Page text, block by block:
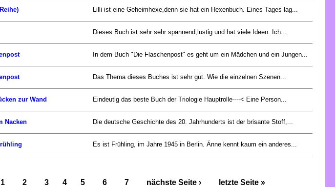
Lilli ist eine Geheimhexe,denn sie hat ein Hexenbuch. Eines Tages lag...
Dieses Buch ist sehr sehr spannend,lustig und hat viele Ideen. Ich...
In dem Buch "Die Flaschenpost" es geht um ein Mädchen und ein Jungen...
Das Thema dieses Buches ist sehr gut. Wie die einzelnen Szenen...
zur Wand Eindeutig das beste Buch der Triologie Hauptrolle----< Eine Person...
Nacken Die deutsche Geschichte des 20. Jahrhunderts ist der brisante Stoff,...
Es ist Frühling, im Jahre 1945 in Berlin. Änne kennt kaum ein anderes...
1 2 3 4 5 6 7 nächste Seite › letzte Seite »